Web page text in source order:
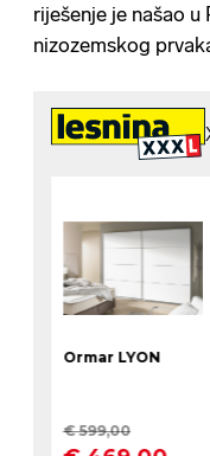
riješenje je našao
nizozemskog